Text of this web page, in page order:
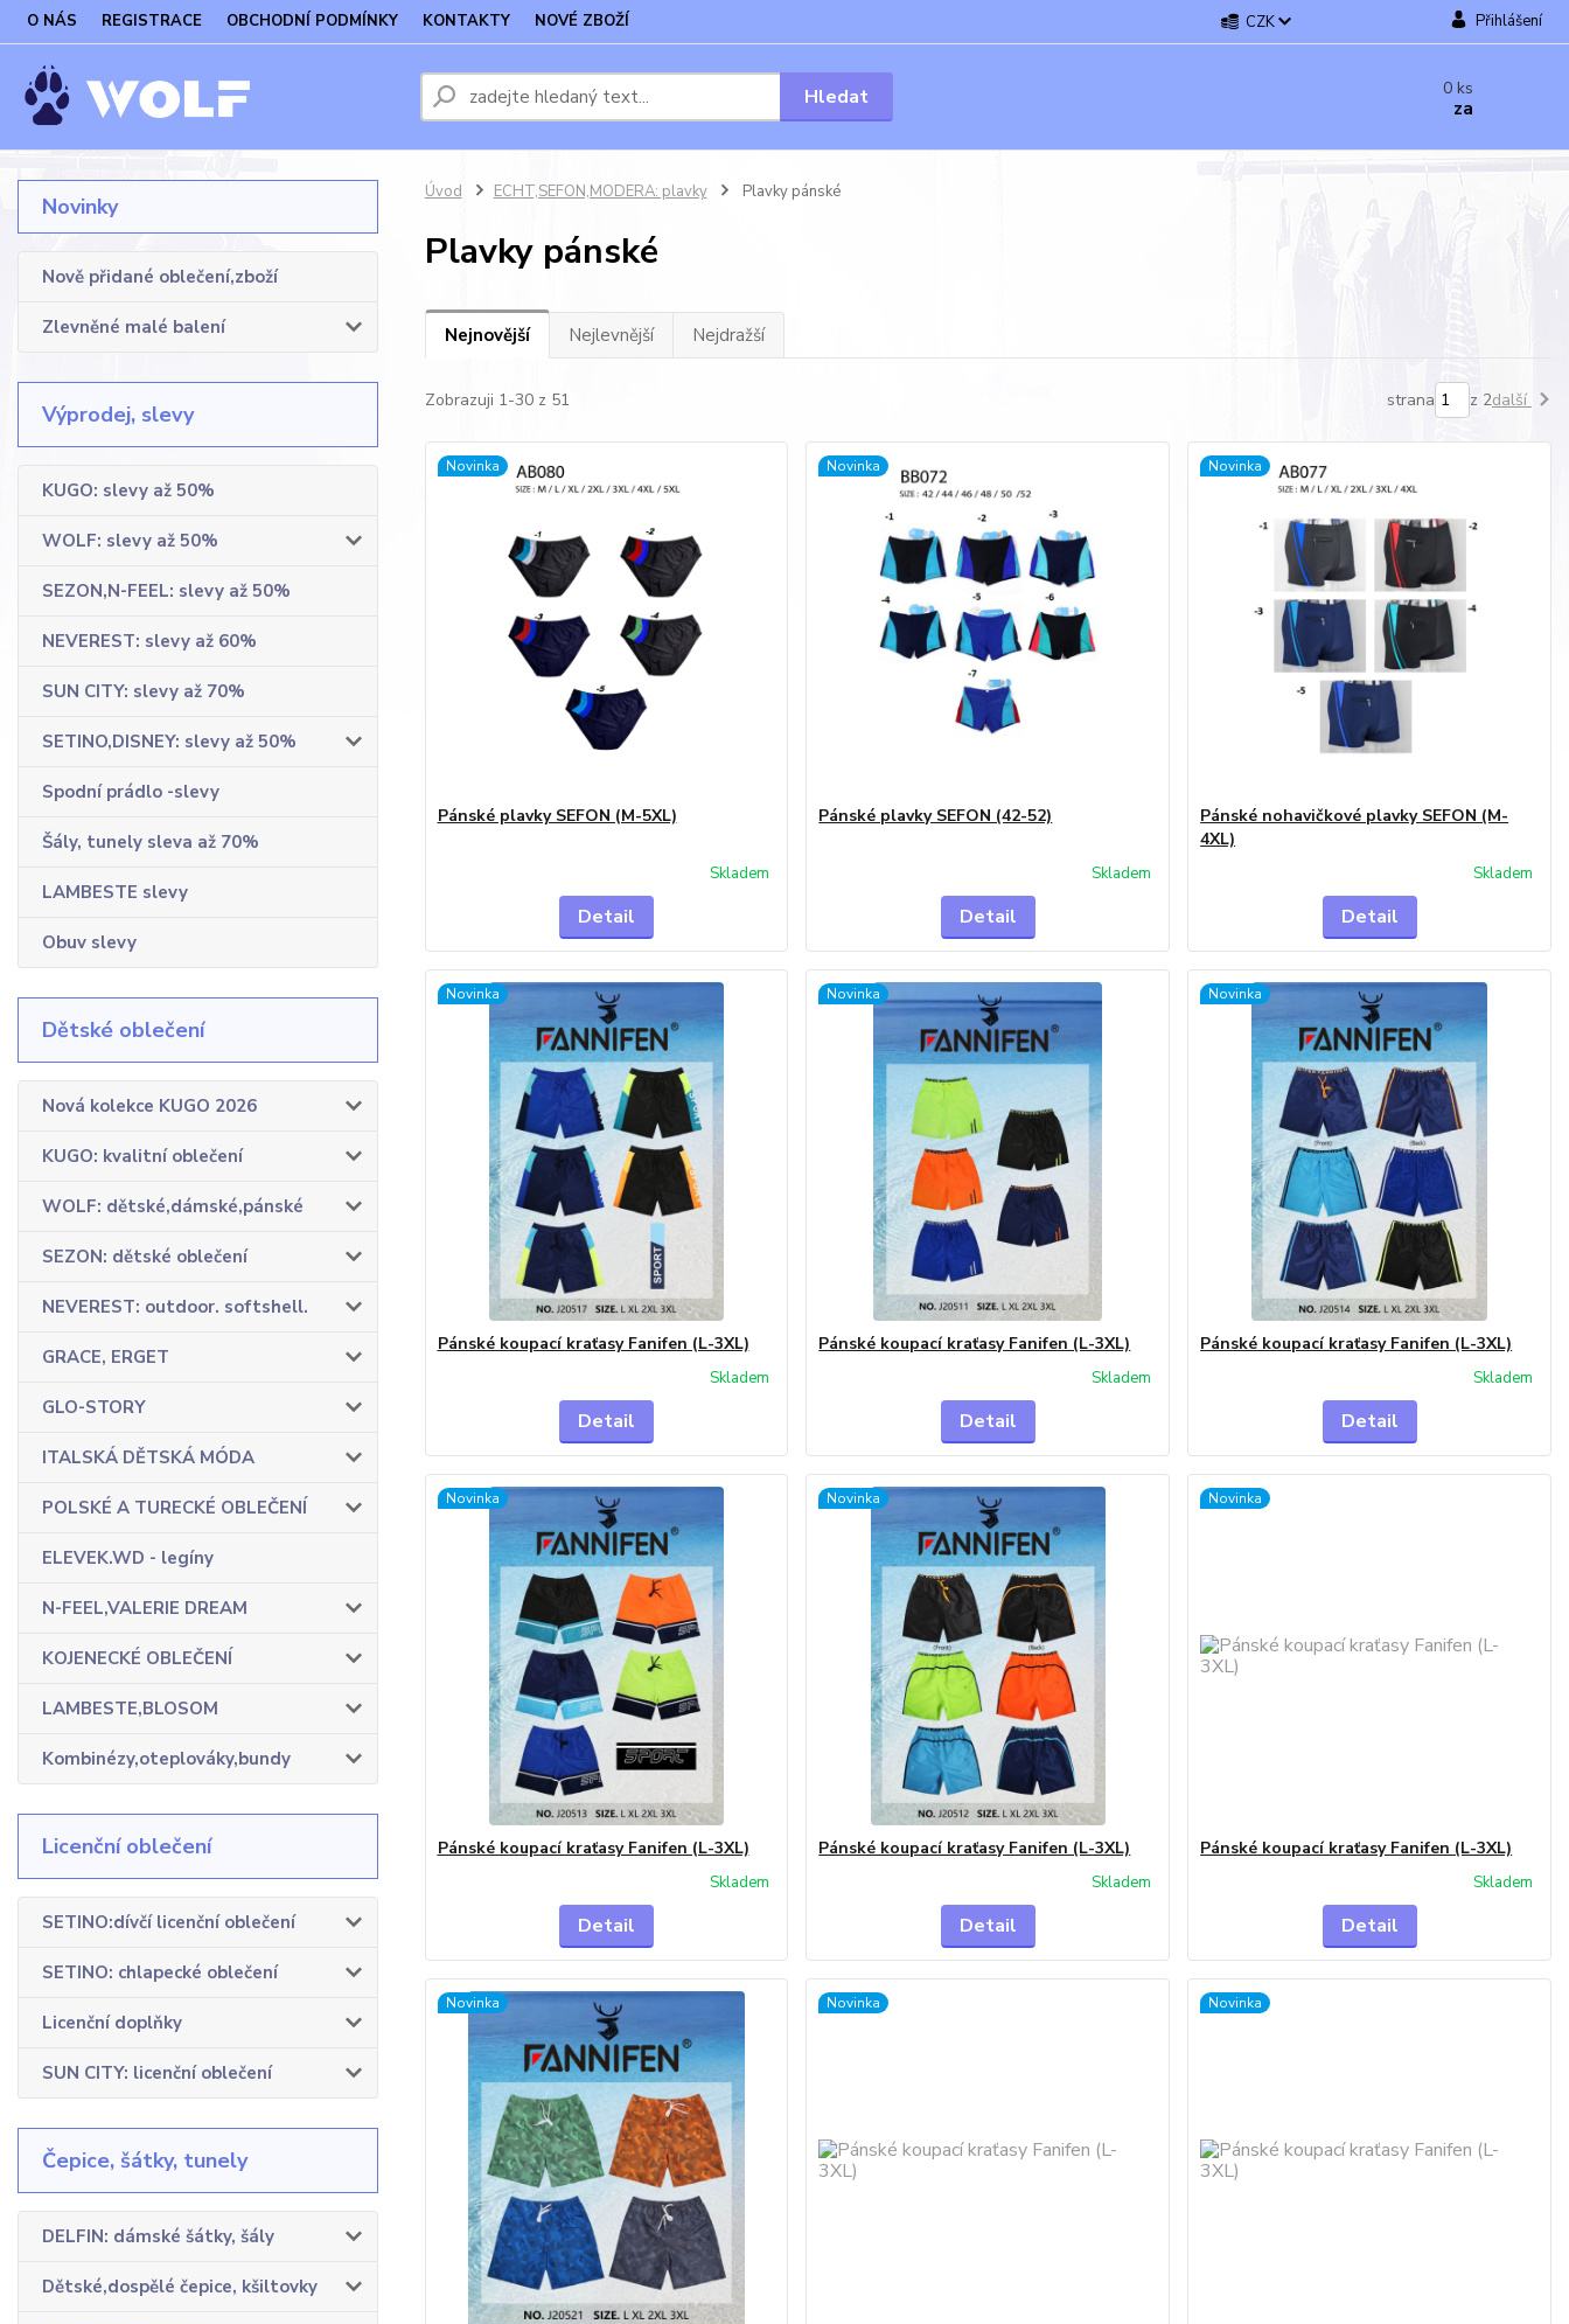
O NÁS REGISTRACE OBCHODNÍ PODMÍNKY KONTAKTY NOVÉ ZBOŽÍ CZK Přihlášení
Hledat 0 ks
za
Novinky
Nově přidané oblečení,zboží
Zlevněné malé balení
Výprodej, slevy
KUGO: slevy až 50%
WOLF: slevy až 50%
SEZON,N-FEEL: slevy až 50%
NEVEREST: slevy až 60%
SUN CITY: slevy až 70%
SETINO,DISNEY: slevy až 50%
Spodní prádlo -slevy
Šály, tunely sleva až 70%
LAMBESTE slevy
Obuv slevy
Dětské oblečení
Nová kolekce KUGO 2026
KUGO: kvalitní oblečení
WOLF: dětské,dámské,pánské
SEZON: dětské oblečení
NEVEREST: outdoor. softshell.
GRACE, ERGET
GLO-STORY
ITALSKÁ DĚTSKÁ MÓDA
POLSKÉ A TURECKÉ OBLEČENÍ
ELEVEK.WD - legíny
N-FEEL,VALERIE DREAM
KOJENECKÉ OBLEČENÍ
LAMBESTE,BLOSOM
Kombinézy,oteplováky,bundy
Licenční oblečení
SETINO:dívčí licenční oblečení
SETINO: chlapecké oblečení
Licenční doplňky
SUN CITY: licenční oblečení
Čepice, šátky, tunely
DELFIN: dámské šátky, šály
Dětské,dospělé čepice, kšiltovky
Úvod ECHT,SEFON,MODERA: plavky Plavky pánské
Plavky pánské
Nejnovější Nejlevnější Nejdražší
Zobrazuji 1-30 z 51 strana z 2další
Novinka
Pánské plavky SEFON (M-5XL)
Skladem
Detail
Novinka
Pánské plavky SEFON (42-52)
Skladem
Detail
Novinka
Pánské nohavičkové plavky SEFON (M-
4XL)
Skladem
Detail
Novinka
Pánské koupací kraťasy Fanifen (L-3XL)
Skladem
Detail
Novinka
Pánské koupací kraťasy Fanifen (L-3XL)
Skladem
Detail
Novinka
Pánské koupací kraťasy Fanifen (L-3XL)
Skladem
Detail
Novinka
Pánské koupací kraťasy Fanifen (L-3XL)
Skladem
Detail
Novinka
Pánské koupací kraťasy Fanifen (L-3XL)
Skladem
Detail
Novinka
Pánské koupací kraťasy Fanifen (L-3XL)
Skladem
Detail
Novinka Novinka Novinka